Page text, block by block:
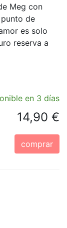
Meg con
de
es solo
reserva a
en 3 días
14,90 €
comprar